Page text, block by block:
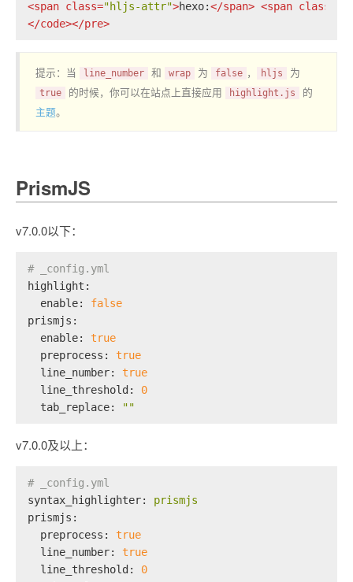
<span class="hljs-attr">hexo:</span> <span class
</code></pre>
提示：当 line_number 和 wrap 为 false ， hljs 为
true 的时候，你可以在站点上直接应用 highlight.js
的
主题。
PrismJS
v7.0.0以下：
# _config.yml
highlight:
enable:
false
prismjs:
enable:
true
preprocess:
true
line_number:
true
line_threshold:
0
tab_replace:
""
v7.0.0及以上：
# _config.yml
syntax_highlighter:
prismjs
prismjs:
preprocess:
true
line_number:
true
line_threshold:
0